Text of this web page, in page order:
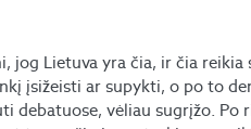
jog Lietuva yra čia, ir čia reikia
įsižeisti ar supykti, o po to
debatuose, vėliau sugrįžo.